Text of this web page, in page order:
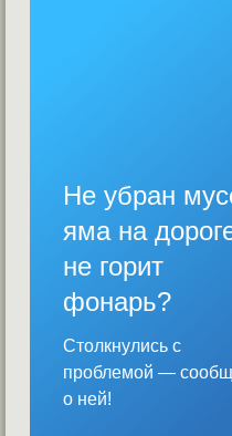
Не убран
яма на
не горит
фонарь?
Столкнулись с
проблемой —
о ней!